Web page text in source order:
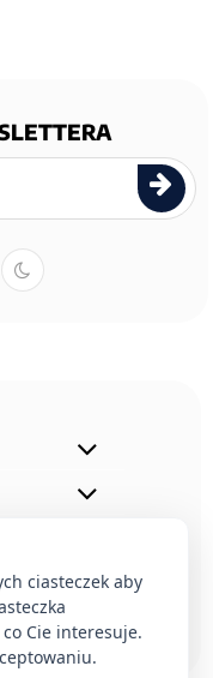
ciasteczek aby
Cie interesuje.